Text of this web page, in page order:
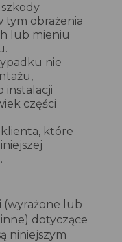
tym obrażenia
lub mieniu
nie
instalacji
części
które
(wyrażone lub
dotyczące
niniejszym